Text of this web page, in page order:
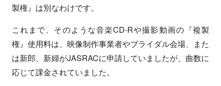
製権』は別なわけです。
これまで、そのような音楽CD-Rや撮影動画の『複製
権』使用料は、映像制作事業者やブライダル会場、また
は新郎、新婦がJASRACに申請していましたが、曲数に
応じて課金されていました。